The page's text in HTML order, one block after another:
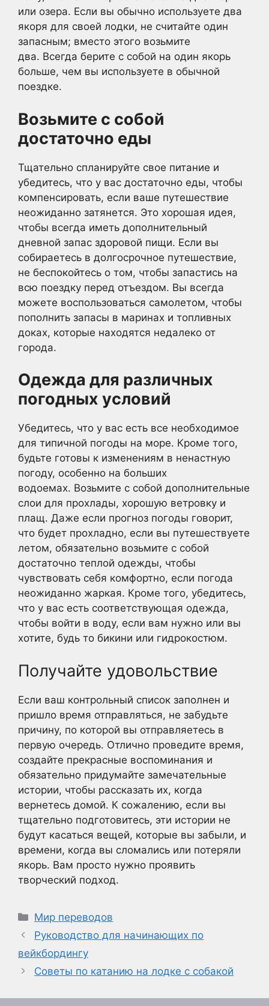
или озера. Если вы обычно используете два
якоря для своей лодки, не считайте один
запасным; вместо этого возьмите
два. Всегда берите с собой на один якорь
больше, чем вы используете в обычной
поездке.
Возьмите с собой
достаточно еды
Тщательно спланируйте свое питание и
убедитесь, что у вас достаточно еды, чтобы
компенсировать, если ваше путешествие
неожиданно затянется. Это хорошая идея,
чтобы всегда иметь дополнительный
дневной запас здоровой пищи. Если вы
собираетесь в долгосрочное путешествие,
не беспокойтесь о том, чтобы запастись на
всю поездку перед отъездом. Вы всегда
можете воспользоваться самолетом, чтобы
пополнить запасы в маринах и топливных
доках, которые находятся недалеко от
города.
Одежда для различных
погодных условий
Убедитесь, что у вас есть все необходимое
для типичной погоды на море. Кроме того,
будьте готовы к изменениям в ненастную
погоду, особенно на больших
водоемах. Возьмите с собой дополнительные
слои для прохлады, хорошую ветровку и
плащ. Даже если прогноз погоды говорит,
что будет прохладно, если вы путешествуете
летом, обязательно возьмите с собой
достаточно теплой одежды, чтобы
чувствовать себя комфортно, если погода
неожиданно жаркая. Кроме того, убедитесь,
что у вас есть соответствующая одежда,
чтобы войти в воду, если вам нужно или вы
хотите, будь то бикини или гидрокостюм.
Получайте удовольствие
Если ваш контрольный список заполнен и
пришло время отправляться, не забудьте
причину, по которой вы отправляетесь в
первую очередь. Отлично проведите время,
создайте прекрасные воспоминания и
обязательно придумайте замечательные
истории, чтобы рассказать их, когда
вернетесь домой. К сожалению, если вы
тщательно подготовитесь, эти истории не
будут касаться вещей, которые вы забыли, и
времени, когда вы сломались или потеряли
якорь. Вам просто нужно проявить
творческий подход.
Рубрики
Мир переводов
Руководство для начинающих по
вейкбордингу
Советы по катанию на лодке с собакой